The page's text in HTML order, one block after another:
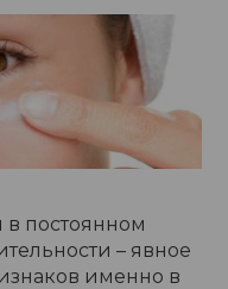
в постоянном
– явное
именно в